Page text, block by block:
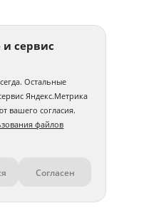
сервис
Остальные
Яндекс.Метрика
вашего согласия.
файлов
Согласен